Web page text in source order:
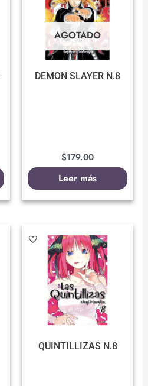
AGOTADO
DEMON SLAYER N.8
$179.00
Leer más
QUINTILLIZAS N.8